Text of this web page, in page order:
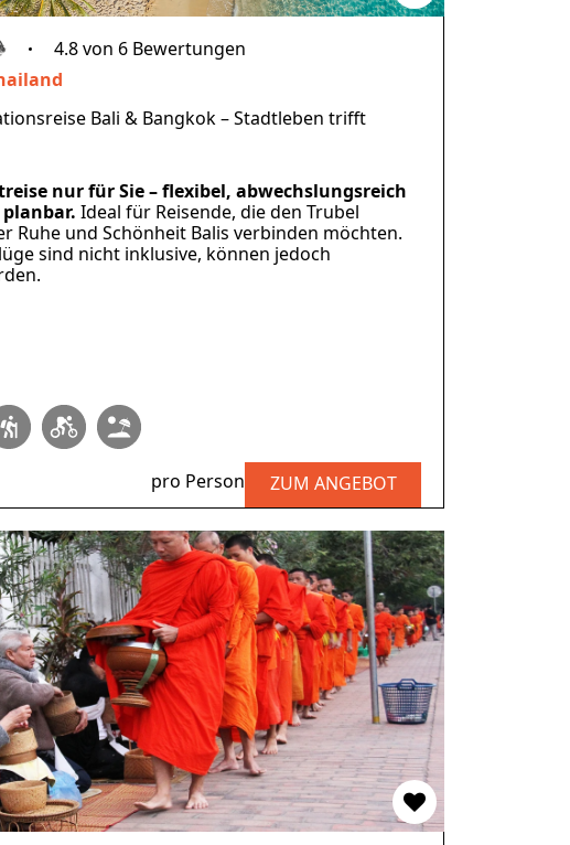
4.8 von 6 Bewertungen
Bali & Bangkok – Stadtleben trifft
nur für Sie – flexibel, abwechslungsreich
Ideal für Reisende, die den Trubel
Ruhe und Schönheit Balis verbinden möchten.
sind nicht inklusive, können jedoch
pro Person ZUM ANGEBOT